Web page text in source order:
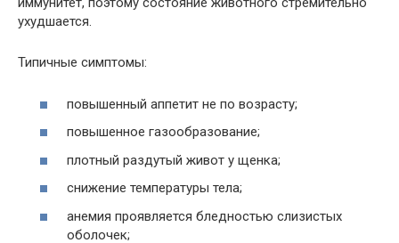
ухудшается.
Типичные симптомы:
повышенный аппетит не по возрасту;
повышенное газообразование;
плотный раздутый живот у щенка;
снижение температуры тела;
анемия проявляется бледностью слизистых
оболочек;